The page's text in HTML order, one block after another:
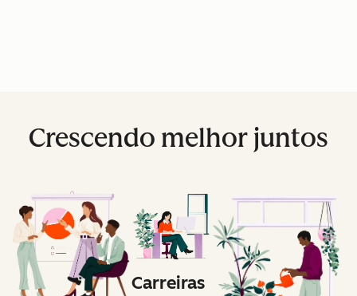
Crescendo melhor juntos
Carreiras